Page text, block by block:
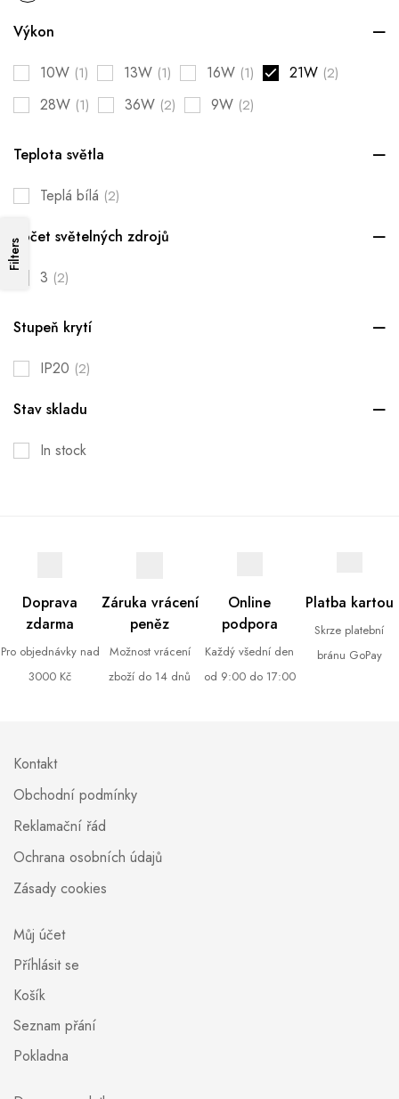
Výkon
10W (1) 13W (1) 16W (1) 21W (2)
28W (1) 36W (2) 9W (2)
Teplota světla
Teplá bílá (2)
Počet světelných zdrojů
3 (2)
Stupeň krytí
IP20 (2)
Stav skladu
In stock
Filters
Doprava
zdarma
Pro objednávky nad
3000 Kč
Záruka vrácení
peněz
Možnost vrácení
zboží do 14 dnů
Online
podpora
Každý všední den
od 9:00 do 17:00
Platba kartou
Skrze platební
bránu GoPay
Kontakt
Obchodní podmínky
Reklamační řád
Ochrana osobních údajů
Zásady cookies
Můj účet
Příhlásit se
Košík
Seznam přání
Pokladna